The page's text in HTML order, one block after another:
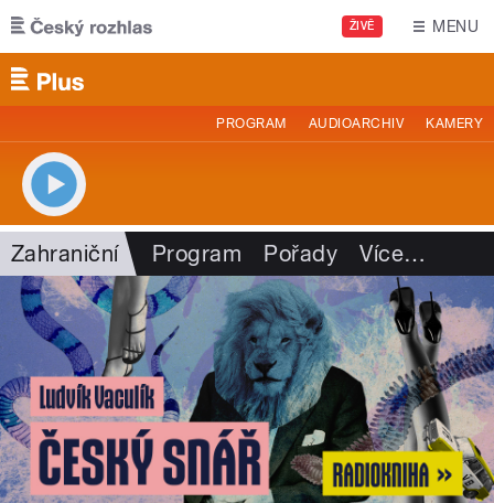
Přejít k hlavnímu obsahu
ŽIVĚ MENU
PROGRAM AUDIOARCHIV KAMERY
Zahraniční Program Pořady Více…